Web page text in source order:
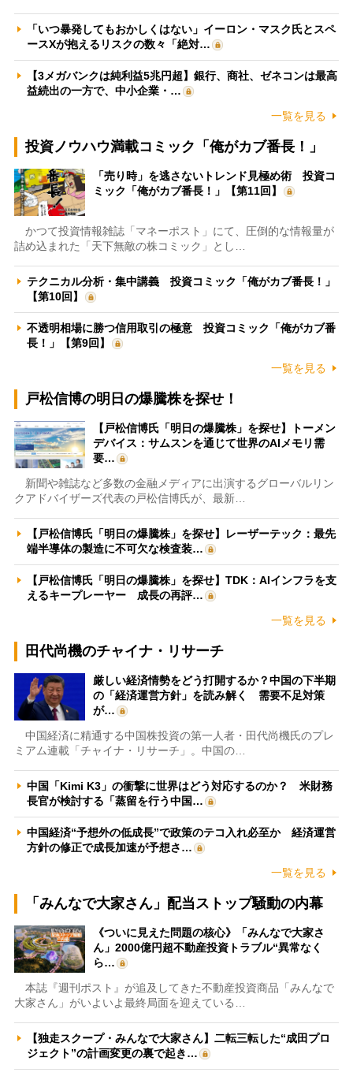
「いつ暴発してもおかしくはない」イーロン・マスク氏とスペ
ースXが抱えるリスクの数々「絶対…
【3メガバンクは純利益5兆円超】銀行、商社、ゼネコンは最高
益続出の一方で、中小企業・…
一覧を見る
投資ノウハウ満載コミック「俺がカブ番長！」
「売り時」を逃さないトレンド見極め術 投資コ
ミック「俺がカブ番長！」【第11回】
かつて投資情報雑誌「マネーポスト」にて、圧倒的な情報量が
詰め込まれた「天下無敵の株コミック」とし…
テクニカル分析・集中講義 投資コミック「俺がカブ番長！」
【第10回】
不透明相場に勝つ信用取引の極意 投資コミック「俺がカブ番
長！」【第9回】
一覧を見る
戸松信博の明日の爆騰株を探せ！
【戸松信博氏「明日の爆騰株」を探せ】トーメン
デバイス：サムスンを通じて世界のAIメモリ需
要…
新聞や雑誌など多数の金融メディアに出演するグローバルリン
クアドバイザーズ代表の戸松信博氏が、最新…
【戸松信博氏「明日の爆騰株」を探せ】レーザーテック：最先
端半導体の製造に不可欠な検査装…
【戸松信博氏「明日の爆騰株」を探せ】TDK：AIインフラを支
えるキープレーヤー 成長の再評…
一覧を見る
田代尚機のチャイナ・リサーチ
厳しい経済情勢をどう打開するか？中国の下半期
の「経済運営方針」を読み解く 需要不足対策
が…
中国経済に精通する中国株投資の第一人者・田代尚機氏のプレ
ミアム連載「チャイナ・リサーチ」。中国の…
中国「Kimi K3」の衝撃に世界はどう対応するのか？ 米財務
長官が検討する「蒸留を行う中国…
中国経済“予想外の低成長”で政策のテコ入れ必至か 経済運営
方針の修正で成長加速が予想さ…
一覧を見る
「みんなで大家さん」配当ストップ騒動の内幕
《ついに見えた問題の核心》「みんなで大家さ
ん」2000億円超不動産投資トラブル“異常なく
ら…
本誌『週刊ポスト』が追及してきた不動産投資商品「みんなで
大家さん」がいよいよ最終局面を迎えている…
【独走スクープ・みんなで大家さん】二転三転した“成田プロ
ジェクト”の計画変更の裏で起き…